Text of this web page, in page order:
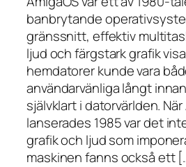
banbrytande
gränssnitt, effektiv
ljud och färgstark grafik
hemdatorer kunde vara
användarvänliga långt
självklart i datorvärlden. När
lanserades 1985 var det
grafik och ljud som
maskinen fanns också ett